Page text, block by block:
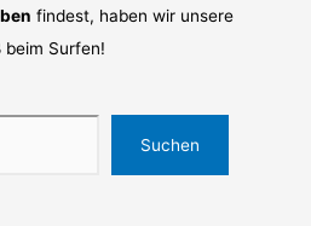
findest, haben wir unsere
beim Surfen!
Suchen